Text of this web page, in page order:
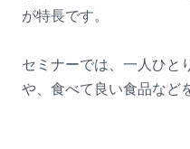
が特長です。
セミナーでは、一人ひと
や、食べて良い食品など